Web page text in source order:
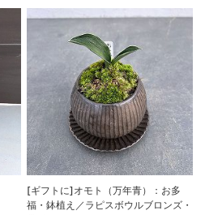
[ギフトに]オモト（万年青）：お多
福・鉢植え／ラピスボウルブロンズ・